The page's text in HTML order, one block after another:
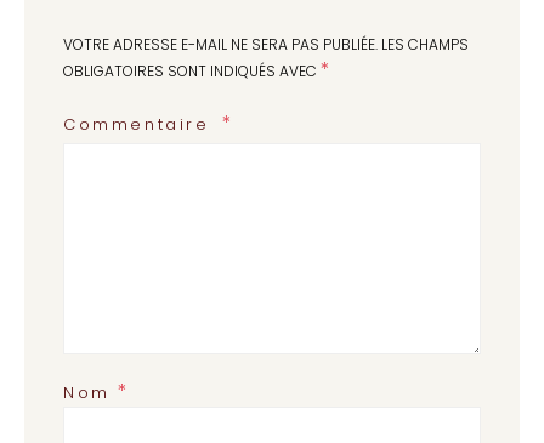
VOTRE ADRESSE E-MAIL NE SERA PAS PUBLIÉE. LES CHAMPS
OBLIGATOIRES SONT INDIQUÉS AVEC *
Commentaire
Nom*